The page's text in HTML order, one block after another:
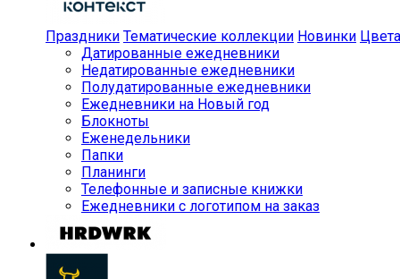
Праздники Тематические коллекции Новинки Цвета
Датированные ежедневники
Недатированные ежедневники
Полудатированные ежедневники
Ежедневники на Новый год
Блокноты
Еженедельники
Папки
Планинги
Телефонные и записные книжки
Ежедневники с логотипом на заказ